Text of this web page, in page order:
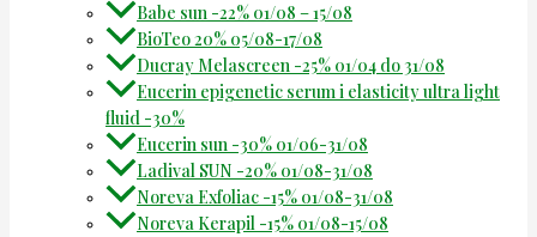
Babe sun -22% 01/08 – 15/08
BioTeo 20% 05/08-17/08
Ducray Melascreen -25% 01/04 do 31/08
Eucerin epigenetic serum i elasticity ultra light
fluid -30%
Eucerin sun -30% 01/06-31/08
Ladival SUN -20% 01/08-31/08
Noreva Exfoliac -15% 01/08-31/08
Noreva Kerapil -15% 01/08-15/08